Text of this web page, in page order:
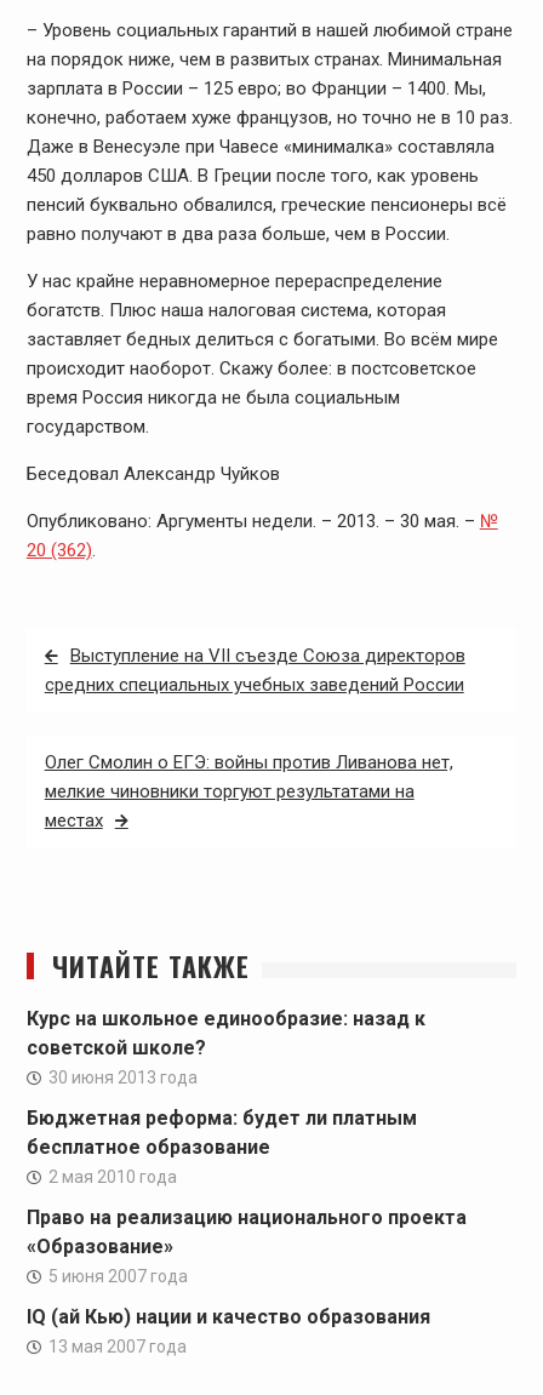
– Уровень социальных гарантий в нашей любимой стране
на порядок ниже, чем в развитых странах. Минимальная
зарплата в России – 125 евро; во Франции – 1400. Мы,
конечно, работаем хуже французов, но точно не в 10 раз.
Даже в Венесуэле при Чавесе «минималка» составляла
450 долларов США. В Греции после того, как уровень
пенсий буквально обвалился, греческие пенсионеры всё
равно получают в два раза больше, чем в России.
У нас крайне неравномерное перераспределение
богатств. Плюс наша налоговая система, которая
заставляет бедных делиться с богатыми. Во всём мире
происходит наоборот. Скажу более: в постсоветское
время Россия никогда не была социальным
государством.
Беседовал Александр Чуйков
Опубликовано: Аргументы недели. – 2013. – 30 мая. – №
20 (362).
Навигация
по
Выступление на VII съезде Союза директоров
средних специальных учебных заведений России
Олег Смолин о ЕГЭ: войны против Ливанова нет,
мелкие чиновники торгуют результатами на
местах
ЧИТАЙТЕ ТАКЖЕ
Курс на школьное единообразие: назад к
советской школе?
30 июня 2013 года
Бюджетная реформа: будет ли платным
бесплатное образование
2 мая 2010 года
Право на реализацию национального проекта
«Образование»
5 июня 2007 года
IQ (ай Кью) нации и качество образования
13 мая 2007 года